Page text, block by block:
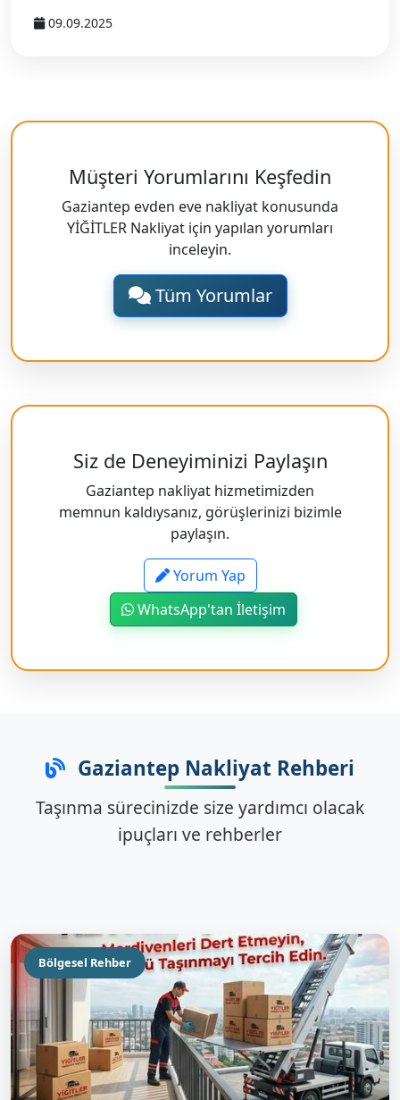
09.09.2025
Müşteri Yorumlarını Keşfedin
Gaziantep evden eve nakliyat konusunda
YİĞİTLER Nakliyat için yapılan yorumları
inceleyin.
Tüm Yorumlar
Siz de Deneyiminizi Paylaşın
Gaziantep nakliyat hizmetimizden
memnun kaldıysanız, görüşlerinizi bizimle
paylaşın.
Yorum Yap
WhatsApp'tan İletişim
Gaziantep Nakliyat Rehberi
Taşınma sürecinizde size yardımcı olacak
ipuçları ve rehberler
Bölgesel Rehber